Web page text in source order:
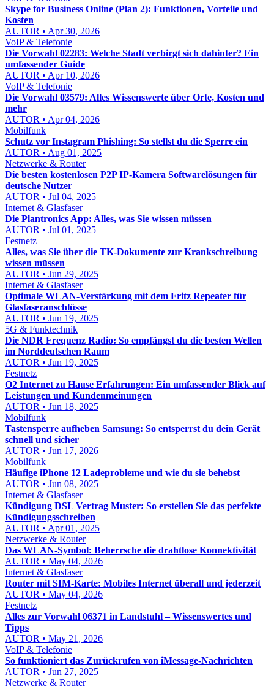
Skype for Business Online (Plan 2): Funktionen, Vorteile und
Kosten
AUTOR • Apr 30, 2026
VoIP & Telefonie
Die Vorwahl 02283: Welche Stadt verbirgt sich dahinter? Ein
umfassender Guide
AUTOR • Apr 10, 2026
VoIP & Telefonie
Die Vorwahl 03579: Alles Wissenswerte über Orte, Kosten und
mehr
AUTOR • Apr 04, 2026
Mobilfunk
Schutz vor Instagram Phishing: So stellst du die Sperre ein
AUTOR • Aug 01, 2025
Netzwerke & Router
Die besten kostenlosen P2P IP-Kamera Softwarelösungen für
deutsche Nutzer
AUTOR • Jul 04, 2025
Internet & Glasfaser
Die Plantronics App: Alles, was Sie wissen müssen
AUTOR • Jul 01, 2025
Festnetz
Alles, was Sie über die TK-Dokumente zur Krankschreibung
wissen müssen
AUTOR • Jun 29, 2025
Internet & Glasfaser
Optimale WLAN-Verstärkung mit dem Fritz Repeater für
Glasfaseranschlüsse
AUTOR • Jun 19, 2025
5G & Funktechnik
Die NDR Frequenz Radio: So empfängst du die besten Wellen
im Norddeutschen Raum
AUTOR • Jun 19, 2025
Festnetz
O2 Internet zu Hause Erfahrungen: Ein umfassender Blick auf
Leistungen und Kundenmeinungen
AUTOR • Jun 18, 2025
Mobilfunk
Tastensperre aufheben Samsung: So entsperrst du dein Gerät
schnell und sicher
AUTOR • Jun 17, 2026
Mobilfunk
Häufige iPhone 12 Ladeprobleme und wie du sie behebst
AUTOR • Jun 08, 2025
Internet & Glasfaser
Kündigung DSL Vertrag Muster: So erstellen Sie das perfekte
Kündigungsschreiben
AUTOR • Apr 01, 2025
Netzwerke & Router
Das WLAN-Symbol: Beherrsche die drahtlose Konnektivität
AUTOR • May 04, 2026
Internet & Glasfaser
Router mit SIM-Karte: Mobiles Internet überall und jederzeit
AUTOR • May 04, 2026
Festnetz
Alles zur Vorwahl 06371 in Landstuhl – Wissenswertes und
Tipps
AUTOR • May 21, 2026
VoIP & Telefonie
So funktioniert das Zurückrufen von iMessage-Nachrichten
AUTOR • Jun 27, 2025
Netzwerke & Router